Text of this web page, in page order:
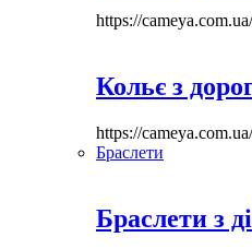
https://
Кольє з
https://
Браслети
Браслети з